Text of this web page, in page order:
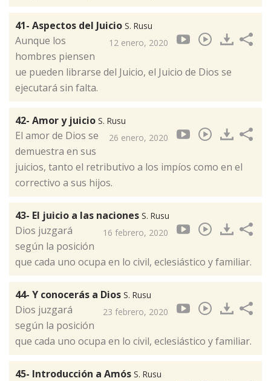
41- Aspectos del Juicio S. Rusu
12 enero, 2020
Aunque los
hombres piensen
ue pueden librarse del Juicio, el Juicio de Dios se
ejecutará sin falta.
42- Amor y juicio S. Rusu
26 enero, 2020
El amor de Dios se
demuestra en sus
juicios, tanto el retributivo a los impíos como en el
correctivo a sus hijos.
43- El juicio a las naciones S. Rusu
16 febrero, 2020
Dios juzgará
según la posición
que cada uno ocupa en lo civil, eclesiástico y familiar.
44- Y conocerás a Dios S. Rusu
23 febrero, 2020
Dios juzgará
según la posición
que cada uno ocupa en lo civil, eclesiástico y familiar.
45- Introducción a Amós S. Rusu